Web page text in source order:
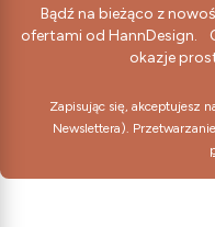
Bądź na bieżąco z
ofertami od HannDesign.
okazje
Zapisując się, akceptujesz
Newslettera).